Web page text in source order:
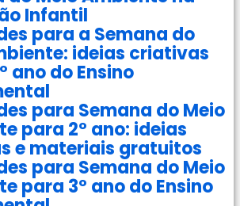
Infantil
para a Semana do
ideias criativas
ano do Ensino
para Semana do Meio
para 2º ano: ideias
e materiais gratuitos
para Semana do Meio
para 3º ano do Ensino